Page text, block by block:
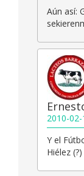
Aún así:
2010-
Y el
Hiélez (?)